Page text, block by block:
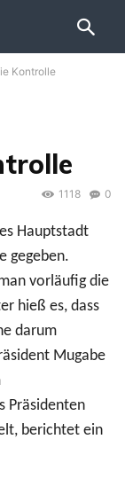
Kontrolle
0
1118
Hauptstadt
gegeben.
vorläufig die
hieß es, dass
darum
Mugabe
Präsidenten
berichtet ein